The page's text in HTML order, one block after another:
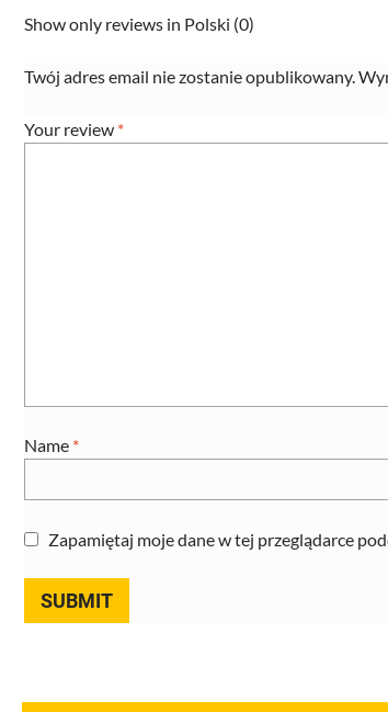
Show only reviews in Polski (0)
Twój adres email nie zostanie opublikowany.
Your review *
Name *
Zapamiętaj moje dane w tej przeglądarce